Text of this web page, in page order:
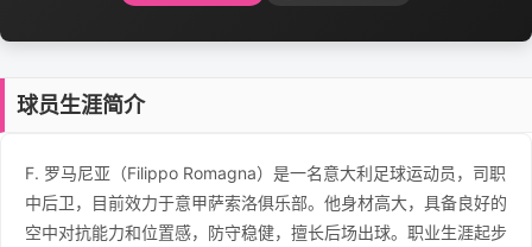
球员生涯简介
F. 罗马尼亚（Filippo Romagna）是一名意大利足球运动员，司职
中后卫，目前效力于意甲萨索洛俱乐部。他身材高大，具备良好的
空中对抗能力和位置感，防守稳健，擅长后场出球。职业生涯起步